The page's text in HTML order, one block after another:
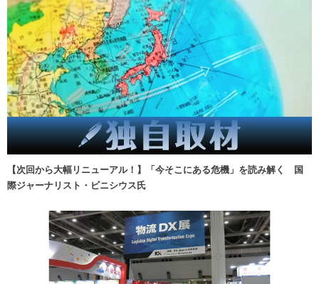
【次回から大幅リニューアル！】「今そこにある危機」を読み解く 国
際ジャーナリスト・ビニシウス氏